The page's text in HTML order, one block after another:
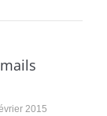
2015